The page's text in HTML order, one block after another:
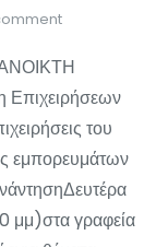
του
εμπορευμάτων
μμ)στα γραφεία